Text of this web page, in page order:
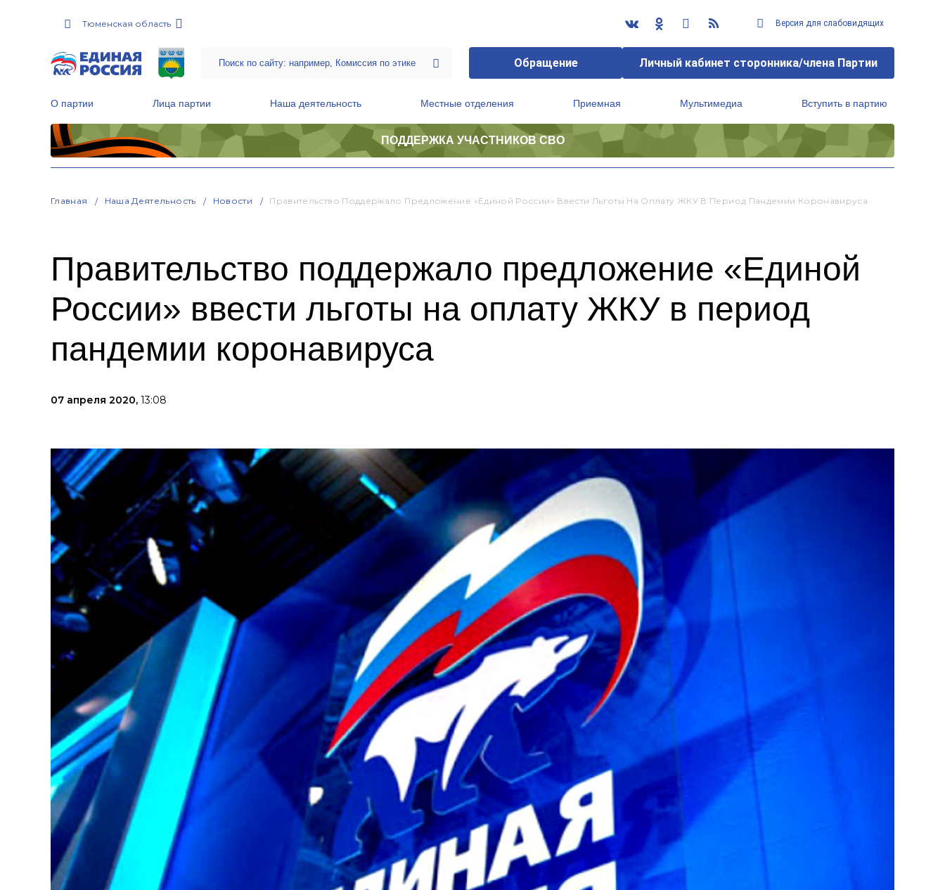
Тюменская область Версия для слабовидящих
Обращение Личный кабинет сторонника/члена Партии
О партии Лица партии Наша деятельность Местные отделения Приемная Мультимедиа Вступить в партию
ПОДДЕРЖКА УЧАСТНИКОВ СВО
Главная Наша Деятельность Новости Правительство Поддержало Предложение «Единой России» Ввести Льготы На Оплату ЖКУ В Период Пандемии Коронавируса
Правительство поддержало предложение «Единой
России» ввести льготы на оплату ЖКУ в период
пандемии коронавируса
07 апреля 2020, 13:08